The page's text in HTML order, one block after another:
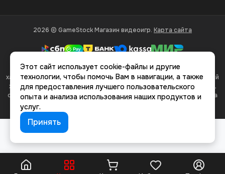
2026 © GameStock Магазин видеоигр. Карта сайта
Вся представленная на сайте информация, касающаяся
характеристик, стоимости товаров и услуг, носит информационный
характер и ни при каких условиях не является публичной офертой,
определяемой положениями Статьи 437(2) Гражданского кодекса
Этот сайт использует cookie-файлы и другие
технологии, чтобы помочь Вам в навигации, а также
для предоставления лучшего пользовательского
опыта и анализа использования наших продуктов и
услуг.
Принять